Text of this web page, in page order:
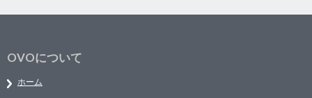
OVOについて
ホーム